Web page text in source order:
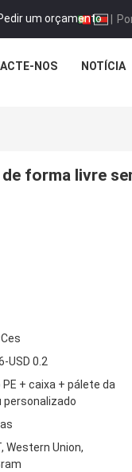
um orçamento |
NOS NOTÍCIA
forma livre
USD 0.2
PE + caixa + pálete da
personalizado
Western Union,